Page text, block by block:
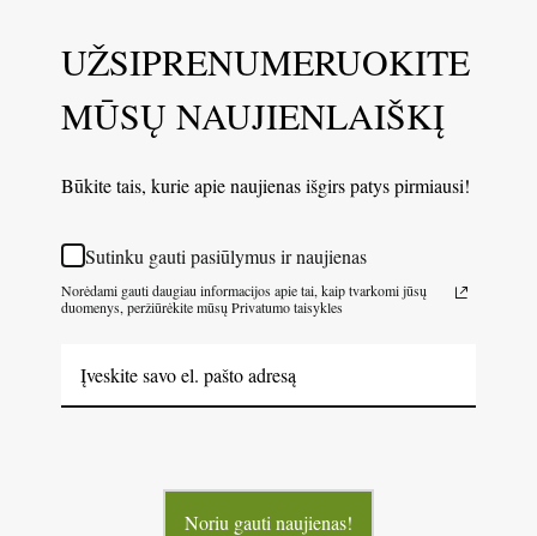
UŽSIPRENUMERUOKITE
MŪSŲ NAUJIENLAIŠKĮ
Būkite tais, kurie apie naujienas išgirs patys pirmiausi!
Sutinku gauti pasiūlymus ir naujienas
Norėdami gauti daugiau informacijos apie tai, kaip tvarkomi jūsų
duomenys, peržiūrėkite mūsų Privatumo taisykles
Noriu gauti naujienas!